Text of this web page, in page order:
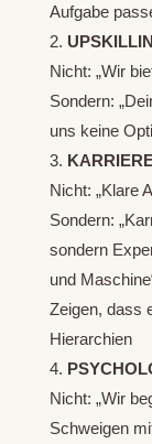
Aufgabe
Nicht: „Wir
Sondern:
uns keine
Nicht: „Klare
Sondern:
sondern
und
Zeigen, dass
Hierarchien
Nicht: „Wir
Schweigen